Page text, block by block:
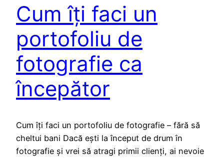
Cum îți faci un
portofoliu de
fotografie ca
începător
Cum îți faci un portofoliu de fotografie – fără să
cheltui bani Dacă ești la început de drum în
fotografie și vrei să atragi primii clienți, ai nevoie